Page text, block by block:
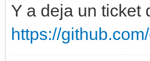
Y a deja un ticket
https://